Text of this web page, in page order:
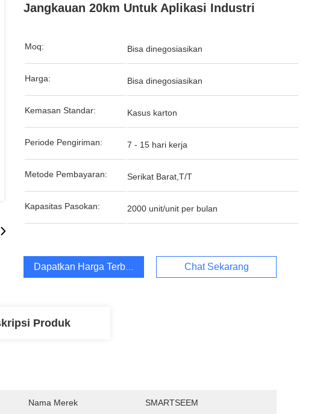
Jangkauan 20km Untuk Aplikasi Industri
Moq: Bisa dinegosiasikan
Harga: Bisa dinegosiasikan
Kemasan Standar: Kasus karton
Periode Pengiriman: 7 - 15 hari kerja
Metode Pembayaran: Serikat Barat,T/T
Kapasitas Pasokan: 2000 unit/unit per bulan
Dapatkan Harga Terbaik Chat Sekarang
Produk
Nama Merek SMARTSEEM